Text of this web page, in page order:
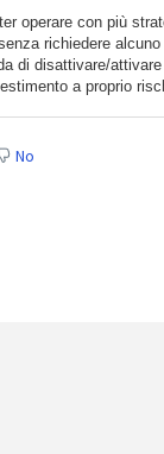
operare con più
richiedere
di disattivare/
a proprio
No